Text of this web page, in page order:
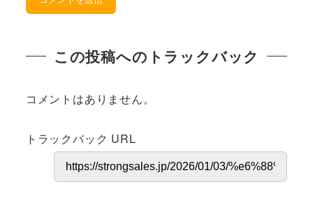
この投稿へのトラックバック
コメントはありません。
トラックバック URL